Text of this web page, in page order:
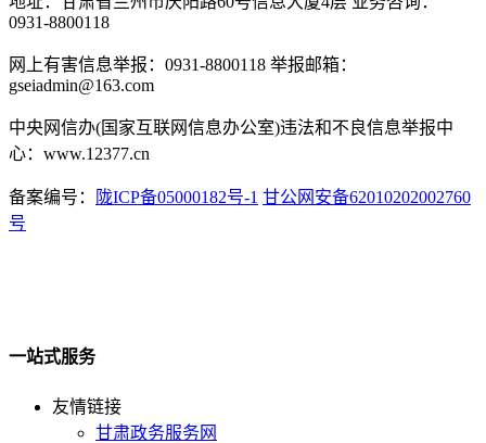
0931-8800118
网上有害信息举报：0931-8800118 举报邮箱：
gseiadmin@163.com
中央网信办(国家互联网信息办公室)违法和不良信息举报中
心：www.12377.cn
备案编号： 陇ICP备05000182号-1 甘公网安备62010202002760
号
一站式服务
友情链接
甘肃政务服务网